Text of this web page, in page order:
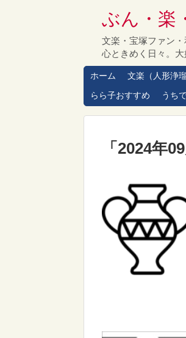
ぶん・楽
文楽・宝塚ファン
心ときめく日々。
ホーム 文楽（人形浄瑠
らら子おすすめ
うち
「 2024年09